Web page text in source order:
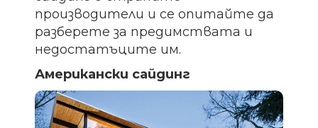
производители и се опитайте да
разберете за предимствата и
недостатъците им.
Американски сайдинг